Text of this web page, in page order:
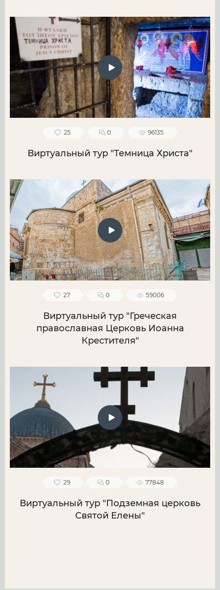
25 0 96135
Виртуальный тур "Темница Христа"
27 0 59006
Виртуальный тур "Греческая
православная Церковь Иоанна
Крестителя"
29 0 77848
Виртуальный тур "Подземная церковь
Святой Елены"